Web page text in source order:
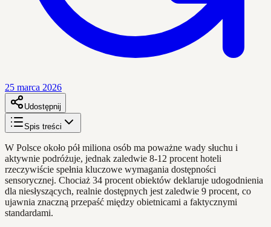
25 marca 2026
Udostępnij
Spis treści
W Polsce około pół miliona osób ma poważne wady słuchu i
aktywnie podróżuje, jednak zaledwie 8-12 procent hoteli
rzeczywiście spełnia kluczowe wymagania dostępności
sensorycznej. Chociaż 34 procent obiektów deklaruje udogodnienia
dla niesłyszących, realnie dostępnych jest zaledwie 9 procent, co
ujawnia znaczną przepaść między obietnicami a faktycznymi
standardami.